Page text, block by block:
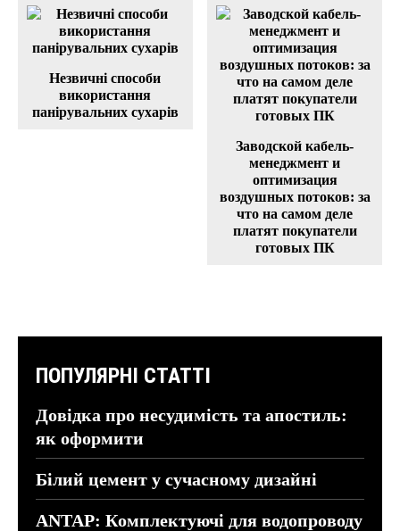
Незвичні способи
використання
панірувальних сухарів
Заводской кабель-
менеджмент и
оптимизация
воздушных потоков: за
что на самом деле
платят покупатели
готовых ПК
ПОПУЛЯРНІ СТАТТІ
Довідка про несудимість та апостиль:
як оформити
Білий цемент у сучасному дизайні
ANTAP: Комплектуючі для водопроводу